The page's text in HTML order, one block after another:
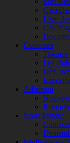
Liste
Ces
Concours
Thèmes
Les
Défi
Adhésion
Nous joindre